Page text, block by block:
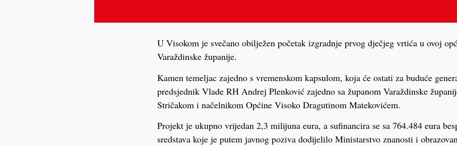
U Visokom je svečano obilježen početak izgradnje prvog dječjeg vrtića u ovoj
Varaždinske županije.
Kamen temeljac zajedno s vremenskom kapsulom, koja će ostati za buduće
predsjednik Vlade RH Andrej Plenković zajedno sa županom Varaždinske
Stričakom i načelnikom Općine Visoko Dragutinom Matekovićem.
Projekt je ukupno vrijedan 2,3 milijuna eura, a sufinancira se sa 764.484 eura
sredstava koje je putem javnog poziva dodijelilo Ministarstvo znanosti i